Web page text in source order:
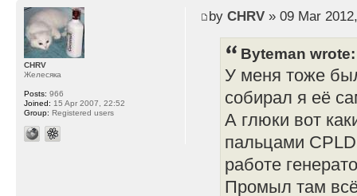
by CHRV» 09 Mar
Byteman wrote:
У меня тоже
собирал я её
А глюки вот
пальцами
работе
Промыл там всё
CHRV
Желесяка
Posts: 966
Joined: 15 Apr 2007, 22:52
Group: Registered users